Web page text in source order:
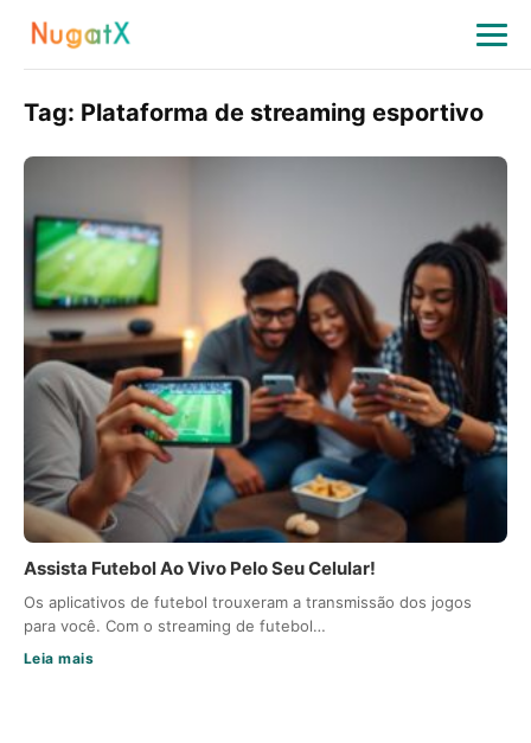
Tag: Plataforma de streaming esportivo
Assista Futebol Ao Vivo Pelo Seu Celular!
Os aplicativos de futebol trouxeram a transmissão dos jogos
para você. Com o streaming de futebol…
Leia mais